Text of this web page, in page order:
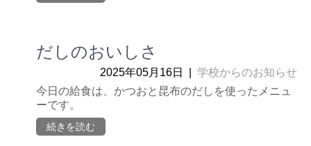
だしのおいしさ
2025年05月16日
学校からのお知らせ
今日の給食は、かつおと昆布のだしを使ったメニュ
ーです。
続きを読む